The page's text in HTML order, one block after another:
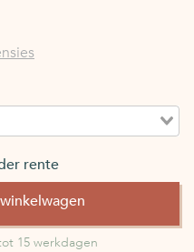
rente
15 werkdagen